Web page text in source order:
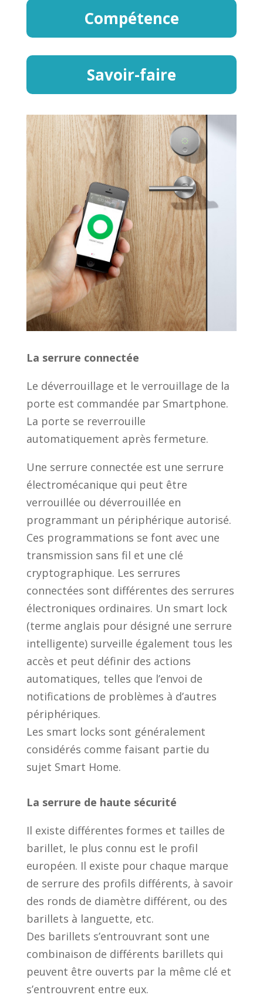
Compétence
Savoir-faire
La serrure connectée
Le déverrouillage et le verrouillage de la
porte est commandée par Smartphone.
La porte se reverrouille
automatiquement après fermeture.
Une serrure connectée est une serrure
électromécanique qui peut être
verrouillée ou déverrouillée en
programmant un périphérique autorisé.
Ces programmations se font avec une
transmission sans fil et une clé
cryptographique. Les serrures
connectées sont différentes des serrures
électroniques ordinaires. Un smart lock
(terme anglais pour désigné une serrure
intelligente) surveille également tous les
accès et peut définir des actions
automatiques, telles que l’envoi de
notifications de problèmes à d’autres
périphériques.
Les smart locks sont généralement
considérés comme faisant partie du
sujet Smart Home.
La serrure de haute sécurité
Il existe différentes formes et tailles de
barillet, le plus connu est le profil
européen. Il existe pour chaque marque
de serrure des profils différents, à savoir
des ronds de diamètre différent, ou des
barillets à languette, etc.
Des barillets s’entrouvrant sont une
combinaison de différents barillets qui
peuvent être ouverts par la même clé et
s’entrouvrent entre eux.